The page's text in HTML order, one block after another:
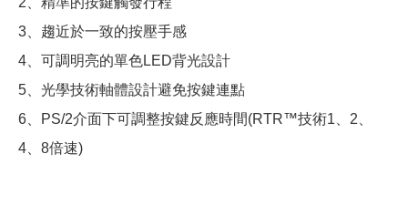
3、趨近於一致的按壓手感
4、可調明亮的單色LED背光設計
5、光學技術軸體設計避免按鍵連點
6、PS/2介面下可調整按鍵反應時間(RTR™技術1、2、
4、8倍速)